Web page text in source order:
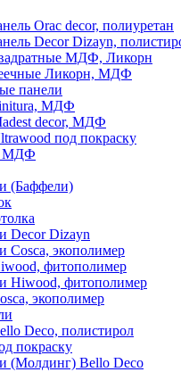
Orac decor, полиуретан
Decor Dizayn,
МДФ, Ликорн
Ликорн, МДФ
панели
МДФ
decor, МДФ
под покраску
МДФ
(Баффели)
Decor Dizayn
Cosca, экополимер
фитополимер
Hiwood, фитополимер
экополимер
Deco, полистирол
покраску
(Молдинг) Bello Deco